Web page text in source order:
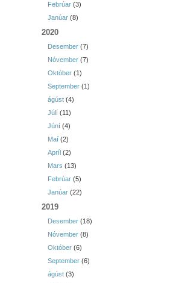
Febrúar (3)
Janúar (8)
2020
Desember (7)
Nóvember (7)
Október (1)
September (1)
ágúst (4)
Júlí (11)
Júní (4)
Maí (2)
Apríl (2)
Mars (13)
Febrúar (5)
Janúar (22)
2019
Desember (18)
Nóvember (8)
Október (6)
September (6)
ágúst (3)